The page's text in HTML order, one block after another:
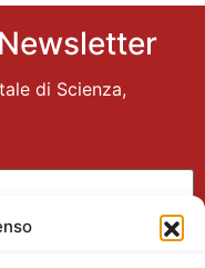
di Scienza,